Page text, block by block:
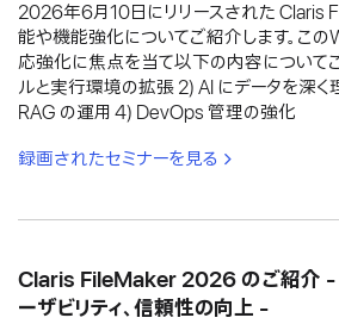
2026年6月10日にリリースされた Claris
能や機能強化についてご紹介します。この
応強化に焦点を当て以下の内容について
ルと実行環境の拡張 2) AI にデータを深
RAG の運用 4) DevOps 管理の強化
録画されたセミナーを見る
Claris FileMaker 2026 のご紹介 -
ーザビリティ、信頼性の向上 -